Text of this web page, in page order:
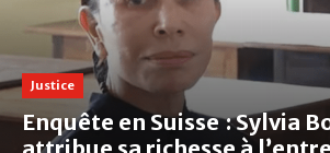
Justice
Enquête en Suisse : Sylvia